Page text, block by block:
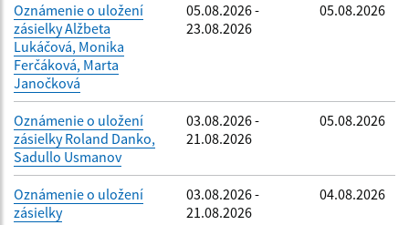
Oznámenie o uložení
zásielky Alžbeta
Lukáčová, Monika
Ferčáková, Marta
Janočková
05.08.2026 -
23.08.2026
05.08.2026
Oznámenie o uložení
zásielky Roland Danko,
Sadullo Usmanov
03.08.2026 -
21.08.2026
05.08.2026
Oznámenie o uložení
zásielky
03.08.2026 -
21.08.2026
04.08.2026